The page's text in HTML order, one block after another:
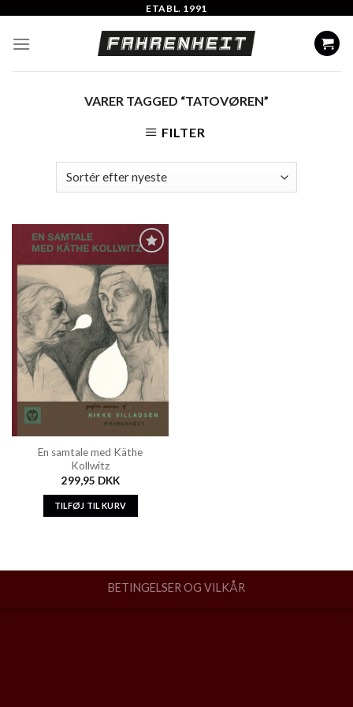
content
ETABL. 1991
VARER TAGGED “TATOVØREN”
FILTER
Add to
Wishlist
En samtale med Käthe
Kollwitz
299,95 DKK
TILFØJ TIL KURV
BETINGELSER OG VILKÅR